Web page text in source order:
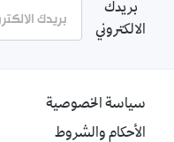
بريدك
الالكتروني
سياسة الخصوصية
الأحكام والشروط